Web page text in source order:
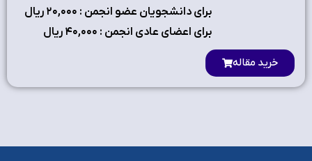
برای دانشجویان عضو انجمن : ۲٠,٠٠٠ ریال
برای اعضای عادی انجمن : ۴٠,٠٠٠ ریال
خرید مقاله